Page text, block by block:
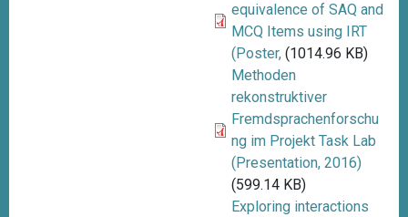
equivalence of SAQ and
MCQ Items using IRT
(Poster, (1014.96 KB)
Methoden
rekonstruktiver
Fremdsprachenforschu
ng im Projekt Task Lab
(Presentation, 2016)
(599.14 KB)
Exploring interactions